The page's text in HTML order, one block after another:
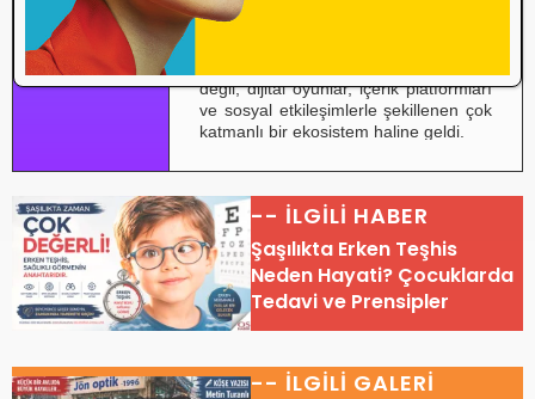
alanı oluşturuyor.
değil, dijital oyunlar, içerik platformları
ve sosyal etkileşimlerle şekillenen çok
katmanlı bir ekosistem haline geldi.
-- İLGİLİ HABER
Şaşılıkta Erken Teşhis
Neden Hayati? Çocuklarda
Tedavi ve Prensipler
-- İLGİLİ GALERİ